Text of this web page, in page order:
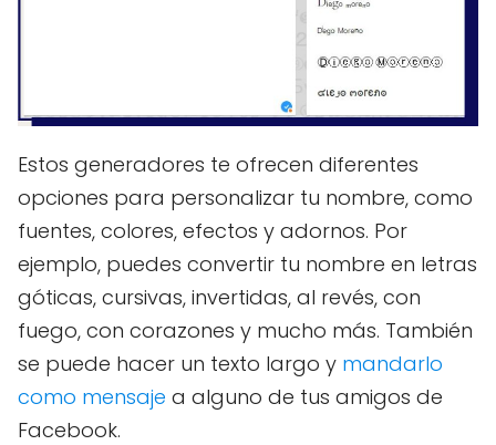
Estos generadores te ofrecen diferentes
opciones para personalizar tu nombre, como
fuentes, colores, efectos y adornos. Por
ejemplo, puedes convertir tu nombre en letras
góticas, cursivas, invertidas, al revés, con
fuego, con corazones y mucho más. También
se puede hacer un texto largo y mandarlo
como mensaje a alguno de tus amigos de
Facebook.